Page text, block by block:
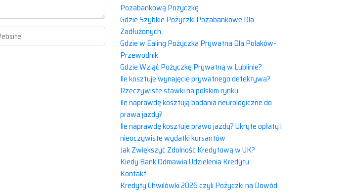
Pozabankową Pożyczkę
Gdzie Szybkie Pożyczki Pozabankowe Dla
Zadłużonych
Gdzie w Ealing Pożyczka Prywatna Dla Polaków-
Przewodnik
Gdzie Wziąć Pożyczkę Prywatną w Lublinie?
Ile kosztuje wynajęcie prywatnego detektywa?
Rzeczywiste stawki na polskim rynku
Ile naprawdę kosztują badania neurologiczne do
prawa jazdy?
Ile naprawdę kosztuje prawo jazdy? Ukryte opłaty i
nieoczywiste wydatki kursantów
Jak Zwiększyć Zdolność Kredytową w UK?
Kiedy Bank Odmawia Udzielenia Kredytu
Kontakt
Kredyty Chwilówki 2026 czyli Pożyczki na Dowód